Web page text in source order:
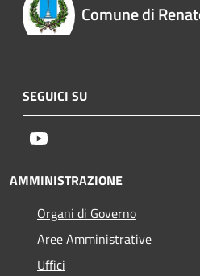
Comune di
SEGUICI SU
AMMINISTRAZIONE
Organi di Governo
Aree Amministrative
Uffici